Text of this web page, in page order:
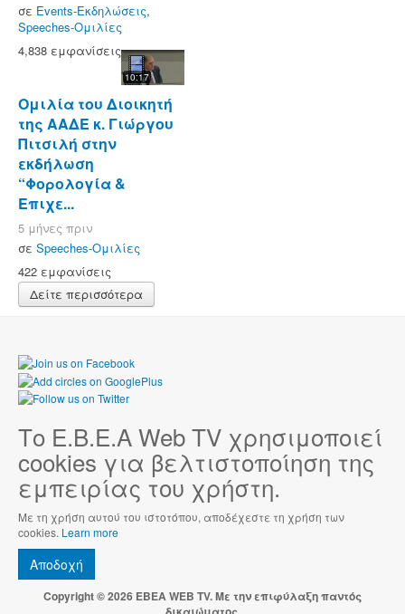
σε Events-Εκδηλώσεις,
Speeches-Ομιλίες
4,838 εμφανίσεις
10:17
Ομιλία του Διοικητή
της ΑΑΔΕ κ. Γιώργου
Πιτσιλή στην
εκδήλωση
“Φορολογία &
Επιχε...
5 μήνες πριν
σε Speeches-Ομιλίες
422 εμφανίσεις
Δείτε περισσότερα
Το Ε.Β.Ε.Α Web TV χρησιμοποιεί
cookies για βελτιστοποίηση της
εμπειρίας του χρήστη.
Με τη χρήση αυτού του ιστοτόπου, αποδέχεστε τη χρήση των
cookies. Learn more
Αποδοχή
Copyright © 2026 EBEA WEB TV. Με την επιφύλαξη παντός